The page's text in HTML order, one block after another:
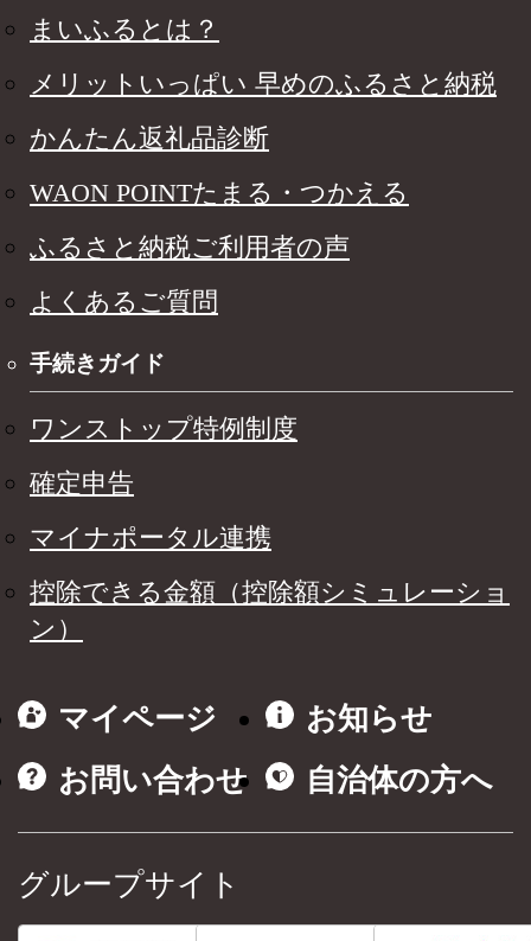
まいふるとは？
メリットいっぱい 早めのふるさと納税
かんたん返礼品診断
WAON POINTたまる・つかえる
ふるさと納税ご利用者の声
よくあるご質問
手続きガイド
ワンストップ特例制度
確定申告
マイナポータル連携
控除できる金額（控除額シミュレーショ
ン）
マイページ
お知らせ
お問い合わせ
自治体の方へ
グループサイト